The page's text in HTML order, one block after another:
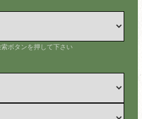
ボタンを押して下さい